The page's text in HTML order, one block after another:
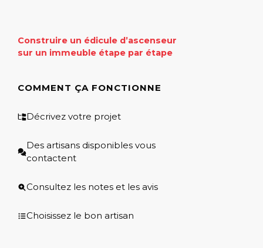
Construire un édicule d’ascenseur
sur un immeuble étape par étape
COMMENT ÇA FONCTIONNE
Décrivez votre projet
Des artisans disponibles vous
contactent
Consultez les notes et les avis
Choisissez le bon artisan